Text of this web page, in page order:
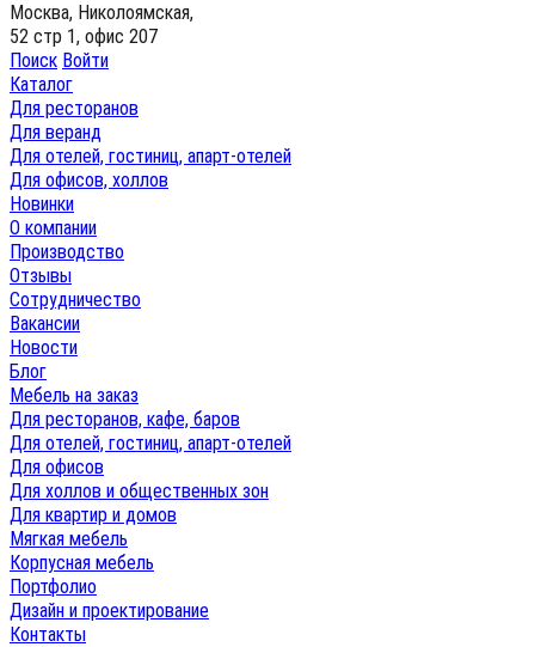
Москва, Николоямская,
52 стр 1, офис 207
Поиск Войти
Каталог
Для ресторанов
Для веранд
Для отелей, гостиниц, апарт-отелей
Для офисов, холлов
Новинки
О компании
Производство
Отзывы
Сотрудничество
Вакансии
Новости
Блог
Мебель на заказ
Для ресторанов, кафе, баров
Для отелей, гостиниц, апарт-отелей
Для офисов
Для холлов и общественных зон
Для квартир и домов
Мягкая мебель
Корпусная мебель
Портфолио
Дизайн и проектирование
Контакты